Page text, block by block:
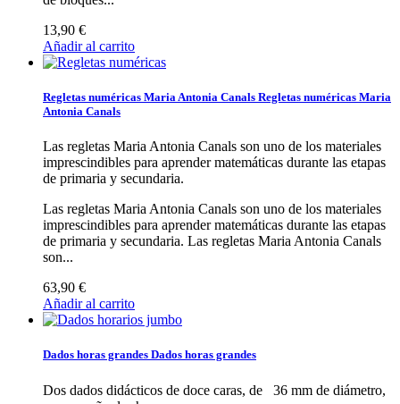
13,90 €
Añadir al carrito
Regletas numéricas Maria Antonia Canals Regletas numéricas Maria
Antonia Canals
Las regletas Maria Antonia Canals son uno de los materiales
imprescindibles para aprender matemáticas durante las etapas
de primaria y secundaria.
Las regletas Maria Antonia Canals son uno de los materiales
imprescindibles para aprender matemáticas durante las etapas
de primaria y secundaria. Las regletas Maria Antonia Canals
son...
63,90 €
Añadir al carrito
Dados horas grandes Dados horas grandes
Dos dados didácticos de doce caras, de 36 mm de diámetro,